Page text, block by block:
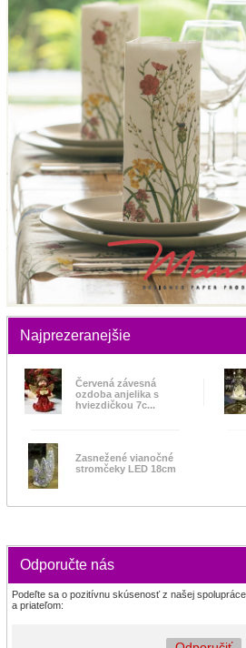
Najprezeranejšie
Červená závesná
ozdoba anjelika s
hviezdičkou 7c...
Zasnežené vianočné
stromčeky LED 18cm
Odporučte nás
Podeľte sa o pozitívnu skúsenosť z našej
a priateľom: